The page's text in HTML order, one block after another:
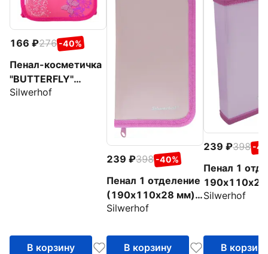
166 276 -40%
Пенал-косметичка
"BUTTERFLY"
(850732)
Silwerhof
В корзину
239 398 -40%
Пенал 1 отделение
(190х110х28 мм),
пластиковый
(850958)
Silwerhof
В корзину
239 398 -
Пенал 1
Silwerhof
В корзину